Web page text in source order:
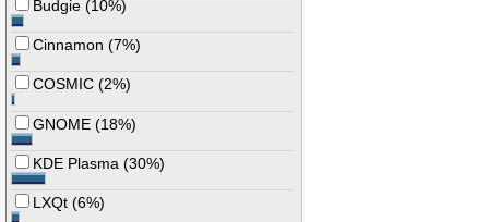
Budgie (10%)
Cinnamon (7%)
COSMIC (2%)
GNOME (18%)
KDE Plasma (30%)
LXQt (6%)